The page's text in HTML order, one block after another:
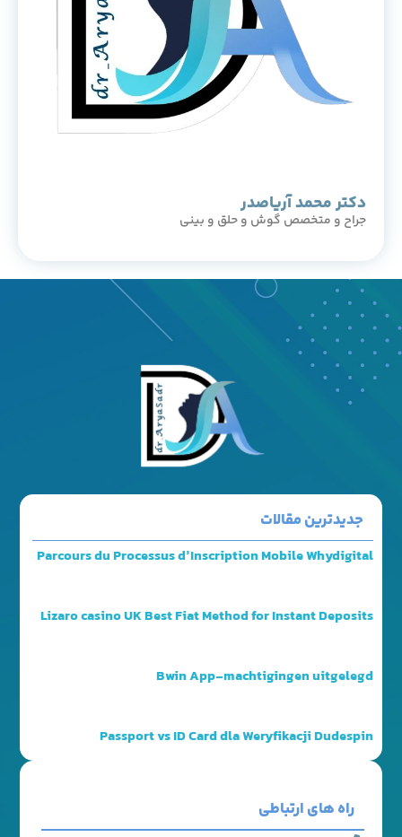
دکتر محمد آریاصدر
جراح و متخصص گوش و حلق و بینی
جدیدترین مقالات
Parcours du Processus d’Inscription Mobile Whydigital
Lizaro casino UK Best Fiat Method for Instant Deposits
Bwin App-machtigingen uitgelegd
Passport vs ID Card dla Weryfikacji Dudespin
راه های ارتباطی